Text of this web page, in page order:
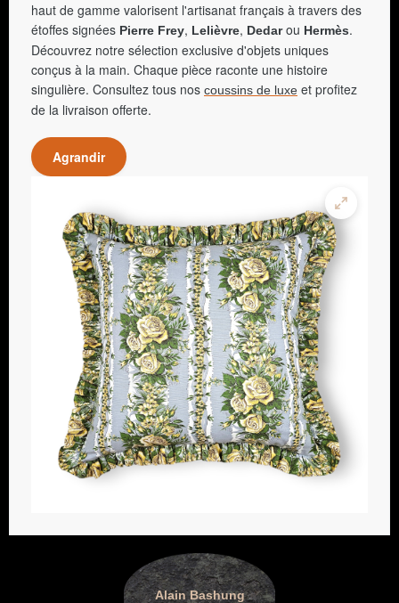
haut de gamme valorisent l'artisanat français à travers des
étoffes signées Pierre Frey, Lelièvre, Dedarou Hermès.
Découvrez notre sélection exclusive d'objets uniques
conçus à la main. Chaque pièce raconte une histoire
singulière. Consultez tous nos coussins de luxe et profitez
de la livraison offerte.
Agrandir
Alain Bashung